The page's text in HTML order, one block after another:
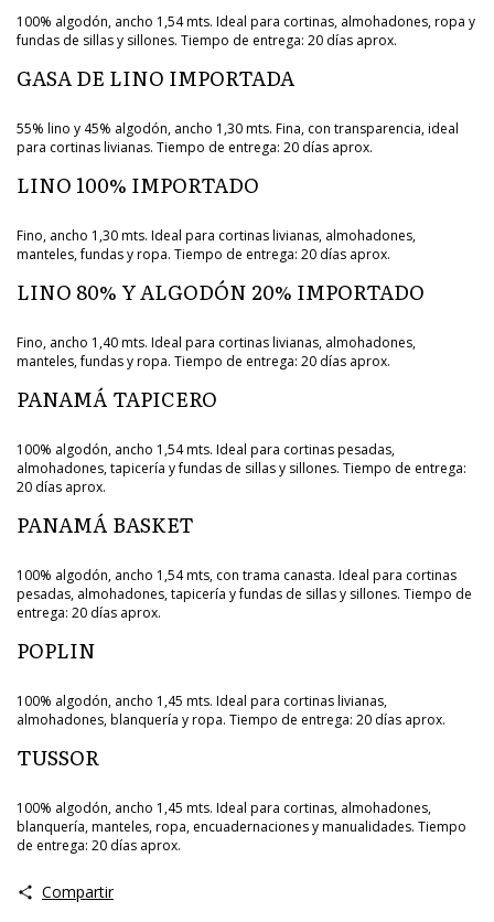
100% algodón, ancho 1,54 mts. Ideal para cortinas, almohadones, ropa y
fundas de sillas y sillones. Tiempo de entrega: 20 días aprox.
GASA DE LINO IMPORTADA
55% lino y 45% algodón, ancho 1,30 mts. Fina, con transparencia, ideal
para cortinas livianas. Tiempo de entrega: 20 días aprox.
LINO 100% IMPORTADO
Fino, ancho 1,30 mts. Ideal para cortinas livianas, almohadones,
manteles, fundas y ropa. Tiempo de entrega: 20 días aprox.
LINO 80% Y ALGODÓN 20% IMPORTADO
Fino, ancho 1,40 mts. Ideal para cortinas livianas, almohadones,
manteles, fundas y ropa. Tiempo de entrega: 20 días aprox.
PANAMÁ TAPICERO
100% algodón, ancho 1,54 mts. Ideal para cortinas pesadas,
almohadones, tapicería y fundas de sillas y sillones. Tiempo de entrega:
20 días aprox.
PANAMÁ BASKET
100% algodón, ancho 1,54 mts, con trama canasta. Ideal para cortinas
pesadas, almohadones, tapicería y fundas de sillas y sillones. Tiempo de
entrega: 20 días aprox.
POPLIN
100% algodón, ancho 1,45 mts. Ideal para cortinas livianas,
almohadones, blanquería y ropa. Tiempo de entrega: 20 días aprox.
TUSSOR
100% algodón, ancho 1,45 mts. Ideal para cortinas, almohadones,
blanquería, manteles, ropa, encuadernaciones y manualidades. Tiempo
de entrega: 20 días aprox.
Compartir